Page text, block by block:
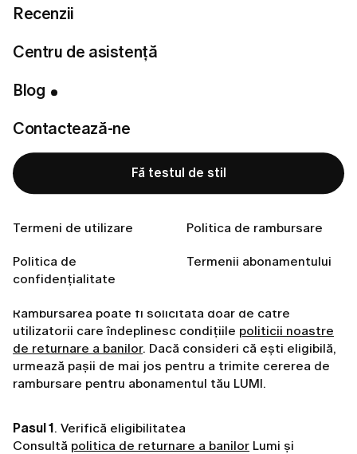
Recenzii
Centru de asistență
Blog
Contactează-ne
Fă testul de stil
Termeni de utilizare Politica de rambursare
Politica de
confidențialitate
Termenii abonamentului
Rambursarea poate fi solicitată doar de către
utilizatorii care îndeplinesc condițiile politicii noastre
de returnare a banilor. Dacă consideri că ești eligibilă,
urmează pașii de mai jos pentru a trimite cererea de
rambursare pentru abonamentul tău LUMI.
Pasul 1. Verifică eligibilitatea
Consultă politica de returnare a banilor Lumi și
Cuprins
Note importante:
Conectează-te cu noi
Pregătită să îți găsești stilul perfect?